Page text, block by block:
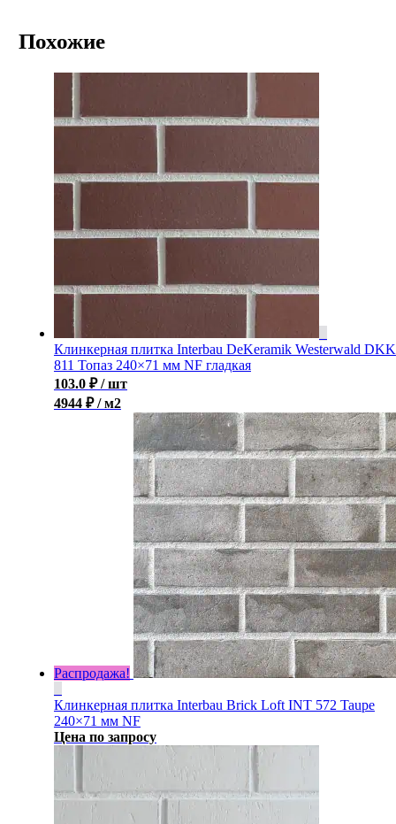
Похожие
Клинкерная плитка Interbau DeKeramik Westerwald DKK
811 Топаз 240×71 мм NF гладкая
103.0 ₽ / шт
4944 ₽ / м2
Распродажа!
Клинкерная плитка Interbau Brick Loft INT 572 Taupe
240×71 мм NF
Цена по запросу